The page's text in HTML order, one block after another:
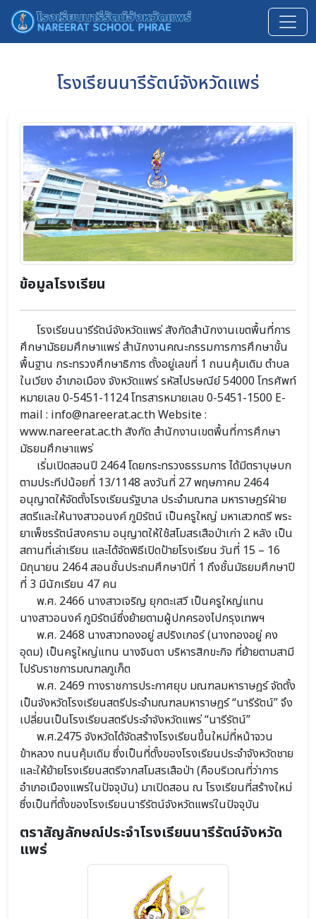
โรงเรียนนารีรัตน์จังหวัดแพร่
ข้อมูลโรงเรียน
โรงเรียนนารีรัตน์จังหวัดแพร่ สังกัดสำนักงานเขตพื้นที่การ
ศึกษามัธยมศึกษาแพร่ สำนักงานคณะกรรมการการศึกษาขั้น
พื้นฐาน กระทรวงศึกษาธิการ ตั้งอยู่เลขที่ 1 ถนนคุ้มเดิม ตำบล
ในเวียง อำเภอเมือง จังหวัดแพร่ รหัสไปรษณีย์ 54000 โทรศัพท์
หมายเลข 0-5451-1124 โทรสารหมายเลข 0-5451-1500 E-
mail : info@nareerat.ac.th Website :
www.nareerat.ac.th สังกัด สำนักงานเขตพื้นที่การศึกษา
มัธยมศึกษาแพร่
เริ่มเปิดสอนปี 2464 โดยกระทรวงธรรมการ ได้มีตราบุษบก
ตามประทีปน้อยที่ 13/1148 ลงวันที่ 27 พฤษภาคม 2464
อนุญาตให้จัดตั้งโรงเรียนรัฐบาล ประจำมณฑล มหาราษฎร์ฝ่าย
สตรีและให้นางสาวอนงค์ ภูมิรัตน์ เป็นครูใหญ่ มหาเสวกตรี พระ
ยาเพ็ชรรัตน์สงคราม อนุญาตให้ใช้สโมสรเสือป่าเก่า 2 หลัง เป็น
สถานที่เล่าเรียน และได้จัดพิธีเปิดป้ายโรงเรียน วันที่ 15 – 16
มิถุนายน 2464 สอนชั้นประถมศึกษาปีที่ 1 ถึงชั้นมัธยมศึกษาปี
ที่ 3 มีนักเรียน 47 คน
พ.ศ. 2466 นางสาวเจริญ ยุกตะเสวี เป็นครูใหญ่แทน
นางสาวอนงค์ ภูมิรัตน์ซึ่งย้ายตามผู้ปกครองไปกรุงเทพฯ
พ.ศ. 2468 นางสาวทองอยู่ สปริงเกอร์ (นางทองอยู่ คง
อุดม) เป็นครูใหญ่แทน นางจินดา บริหารสิกขะกิจ ที่ย้ายตามสามี
ไปรับราชการมณฑลภูเก็ต
พ.ศ. 2469 ทางราชการประกาศยุบ มณฑลมหาราษฎร์ จัดตั้ง
เป็นจังหวัดโรงเรียนสตรีประจำมณฑลมหาราษฎร์ “นารีรัตน์” จึง
เปลี่ยนเป็นโรงเรียนสตรีประจำจังหวัดแพร่ “นารีรัตน์”
พ.ศ.2475 จังหวัดได้จัดสร้างโรงเรียนขึ้นใหม่ที่หน้าจวน
ข้าหลวง ถนนคุ้มเดิม ซึ่งเป็นที่ตั้งของโรงเรียนประจำจังหวัดชาย
และให้ย้ายโรงเรียนสตรีจากสโมสรเสือป่า (คือบริเวณที่ว่าการ
อำเภอเมืองแพร่ในปัจจุบัน) มาเปิดสอน ณ โรงเรียนที่สร้างใหม่
ซึ่งเป็นที่ตั้งของโรงเรียนนารีรัตน์จังหวัดแพร่ในปัจจุบัน
ตราสัญลักษณ์ประจำโรงเรียนนารีรัตน์จังหวัด
แพร่